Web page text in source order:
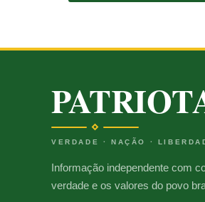
VERDADE · NAÇÃO ·
Informação independente com
verdade e os valores do povo